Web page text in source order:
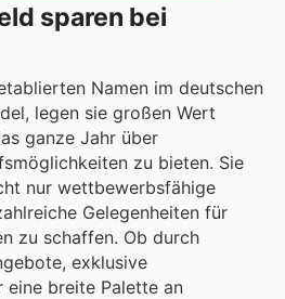
sparen bei
Namen im deutschen
legen sie großen Wert
ganze Jahr über
zu bieten. Sie
nur wettbewerbsfähige
Gelegenheiten für
zu schaffen. Ob durch
exklusive
eine breite Palette an